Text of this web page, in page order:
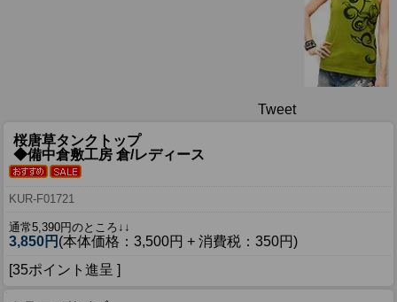
Tweet
桜唐草タンクトップ
◆備中倉敷工房 倉/レディース
KUR-F01721
通常5,390円のところ↓↓
3,850円 (本体価格：3,500円 + 消費税：350円)
[35ポイント進呈 ]